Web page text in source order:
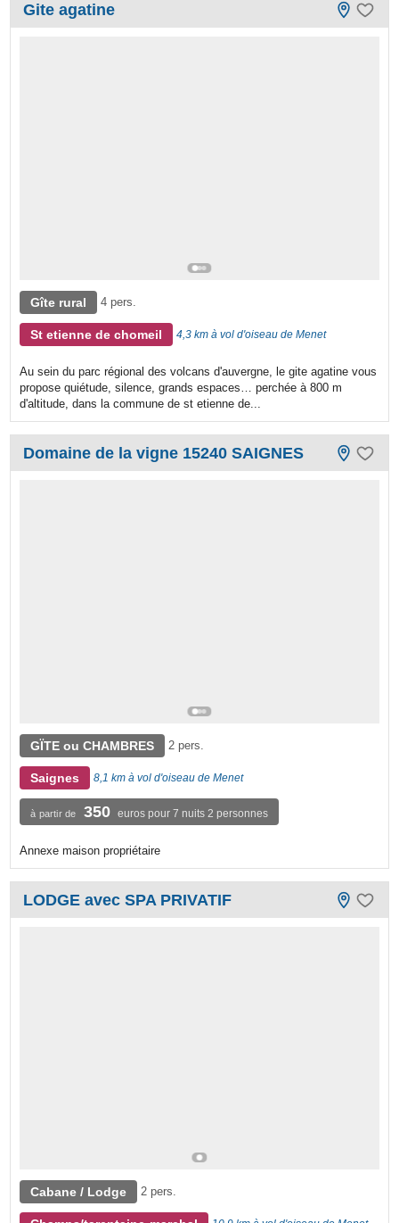
Gite agatine
Gîte rural 4 pers.
St etienne de chomeil 4,3 km à vol d'oiseau de Menet
Au sein du parc régional des volcans d'auvergne, le gite agatine vous
propose quiétude, silence, grands espaces… perchée à 800 m
d'altitude, dans la commune de st etienne de...
Domaine de la vigne 15240 SAIGNES
GÏTE ou CHAMBRES 2 pers.
Saignes 8,1 km à vol d'oiseau de Menet
à partir de 350 euros pour 7 nuits 2 personnes
Annexe maison propriétaire
LODGE avec SPA PRIVATIF
Cabane / Lodge 2 pers.